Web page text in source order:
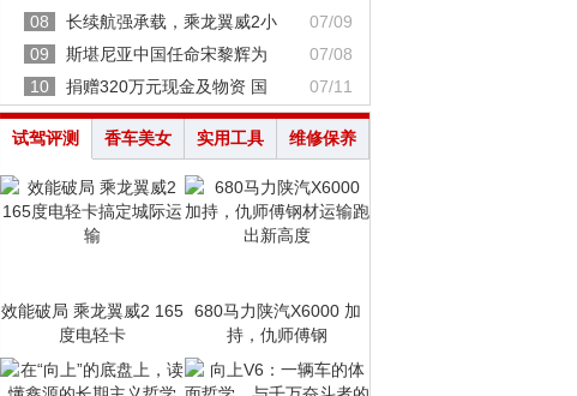
08
长续航强承载，乘龙翼威2小
07/09
09
斯堪尼亚中国任命宋黎辉为
07/08
10
捐赠320万元现金及物资 国 07/11
试驾评测 香车美女 实用工具 维修保养
效能破局 乘龙翼威2 165
度电轻卡
680马力陕汽X6000 加
持，仇师傅钢